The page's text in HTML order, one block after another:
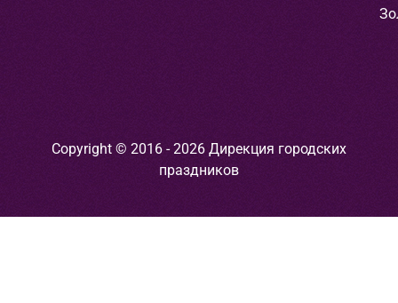
Copyright © 2016 - 2026 Дирекция городских
праздников